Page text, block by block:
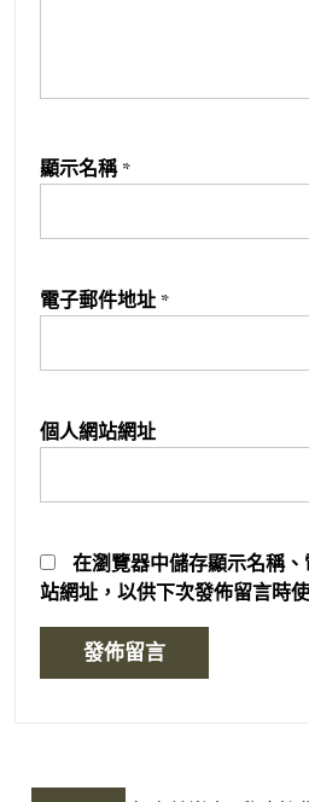
顯示名稱 *
電子郵件地址 *
個人網站網址
在瀏覽器中儲存顯示名稱
站網址，以供下次發佈留言時